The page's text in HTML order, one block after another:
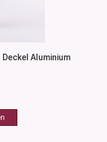
Aluminium